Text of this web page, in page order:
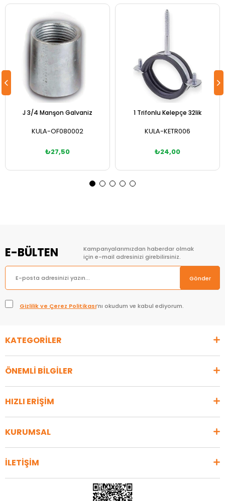
J 3/4 Manşon Galvaniz
KULA-OF080002
₺27,50
1 Trifonlu Kelepçe 32lik
KULA-KETR006
₺24,00
E-BÜLTEN
Kampanyalarımızdan haberdar olmak
için e-mail adresinizi girebilirsiniz.
Gönder
Gizlilik ve Çerez Politikası’nı okudum ve kabul ediyorum.
KATEGORİLER
ÖNEMLİ BİLGİLER
HIZLI ERİŞİM
KURUMSAL
İLETİŞİM